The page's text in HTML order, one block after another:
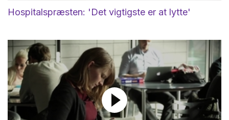
Hospitalspræsten: 'Det vigtigste er at lytte'